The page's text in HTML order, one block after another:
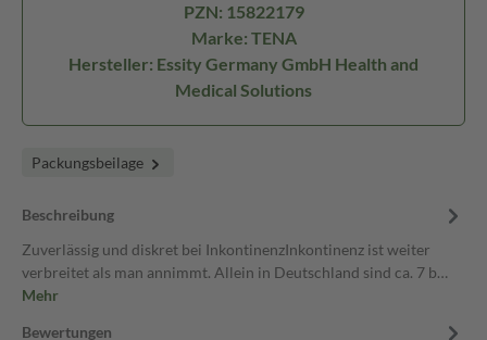
PZN: 15822179
Marke: TENA
Hersteller: Essity Germany GmbH Health and
Medical Solutions
Packungsbeilage
Beschreibung
Zuverlässig und diskret bei InkontinenzInkontinenz ist weiter
verbreitet als man annimmt. Allein in Deutschland sind ca. 7 b…
Mehr
Bewertungen